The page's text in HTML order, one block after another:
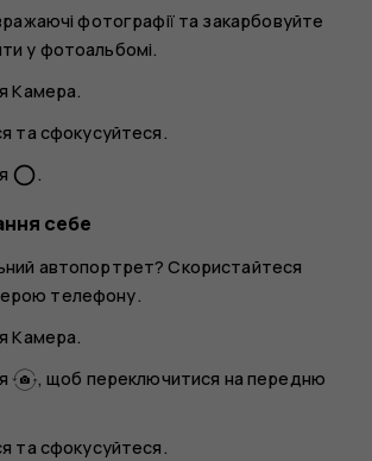
фотографії та закарбовуйте
у фотоальбомі.
Камера.
та сфокусуйтеся.
panorama_fish_eye.
себе
автопортрет? Скористайтеся
телефону.
Камера.
, щоб переключитися на передню
та сфокусуйтеся.